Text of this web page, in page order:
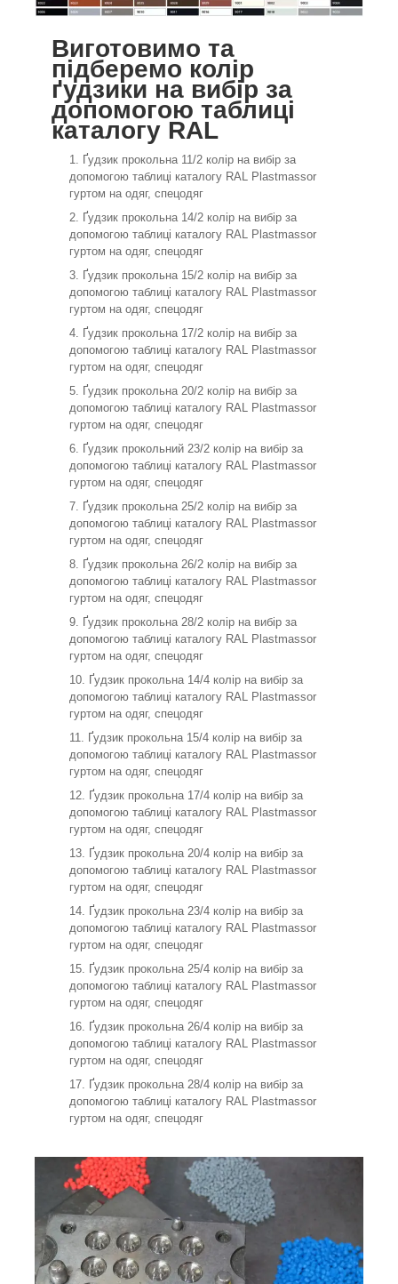
Виготовимо та
підберемо колір
ґудзики на вибір за
допомогою таблиці
каталогу RAL
Ґудзик прокольна 11/2 колір на вибір за
допомогою таблиці каталогу RAL Plastmassor
гуртом на одяг, спецодяг
Ґудзик прокольна 14/2 колір на вибір за
допомогою таблиці каталогу RAL Plastmassor
гуртом на одяг, спецодяг
Ґудзик прокольна 15/2 колір на вибір за
допомогою таблиці каталогу RAL Plastmassor
гуртом на одяг, спецодяг
Ґудзик прокольна 17/2 колір на вибір за
допомогою таблиці каталогу RAL Plastmassor
гуртом на одяг, спецодяг
Ґудзик прокольна 20/2 колір на вибір за
допомогою таблиці каталогу RAL Plastmassor
гуртом на одяг, спецодяг
Ґудзик прокольний 23/2 колір на вибір за
допомогою таблиці каталогу RAL Plastmassor
гуртом на одяг, спецодяг
Ґудзик прокольна 25/2 колір на вибір за
допомогою таблиці каталогу RAL Plastmassor
гуртом на одяг, спецодяг
Ґудзик прокольна 26/2 колір на вибір за
допомогою таблиці каталогу RAL Plastmassor
гуртом на одяг, спецодяг
Ґудзик прокольна 28/2 колір на вибір за
допомогою таблиці каталогу RAL Plastmassor
гуртом на одяг, спецодяг
Ґудзик прокольна 14/4 колір на вибір за
допомогою таблиці каталогу RAL Plastmassor
гуртом на одяг, спецодяг
Ґудзик прокольна 15/4 колір на вибір за
допомогою таблиці каталогу RAL Plastmassor
гуртом на одяг, спецодяг
Ґудзик прокольна 17/4 колір на вибір за
допомогою таблиці каталогу RAL Plastmassor
гуртом на одяг, спецодяг
Ґудзик прокольна 20/4 колір на вибір за
допомогою таблиці каталогу RAL Plastmassor
гуртом на одяг, спецодяг
Ґудзик прокольна 23/4 колір на вибір за
допомогою таблиці каталогу RAL Plastmassor
гуртом на одяг, спецодяг
Ґудзик прокольна 25/4 колір на вибір за
допомогою таблиці каталогу RAL Plastmassor
гуртом на одяг, спецодяг
Ґудзик прокольна 26/4 колір на вибір за
допомогою таблиці каталогу RAL Plastmassor
гуртом на одяг, спецодяг
Ґудзик прокольна 28/4 колір на вибір за
допомогою таблиці каталогу RAL Plastmassor
гуртом на одяг, спецодяг